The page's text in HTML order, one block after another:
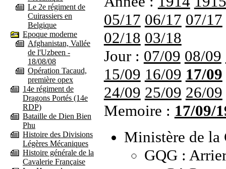
Le 2e régiment de
Cuirassiers en
Belgique
Epoque moderne
Afghanistan, Vallée
de l'Uzbeen -
18/08/08
Opération Tacaud,
première opex
14e régiment de
Dragons Portés (14e
RDP)
Bataille de Dien Bien
Phu
Histoire des Divisions
Légères Mécaniques
Histoire générale de la
Cavalerie Française
05/17 06/17 07/17
02/18 03/18
Jour : 07/09 08/09
15/09 16/09 17/09
24/09 25/09 26/09
Memoire : 17/09/
Ministère de la
GQG :